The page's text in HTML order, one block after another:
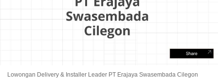
Lowongan Delivery & Installer Leader PT Erajaya Swasembada Cilegon